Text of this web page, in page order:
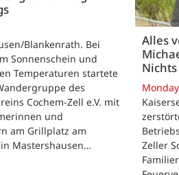
Blankenrath. Bei
Sonnenschein und
Temperaturen startete
des
Cochem-Zell e.V. mit
und
am Grillplatz am
Mastershausen…
Alles
Nichts
Monday
Zeller